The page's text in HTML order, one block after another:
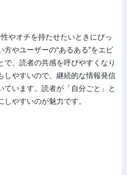
やオチを持たせたいときにぴっ
やユーザーの“あるある”をエピ
で、読者の共感を呼びやすくなり
しやすいので、継続的な情報発信
ています。読者が「自分ごと」と
やすいのが魅力です。